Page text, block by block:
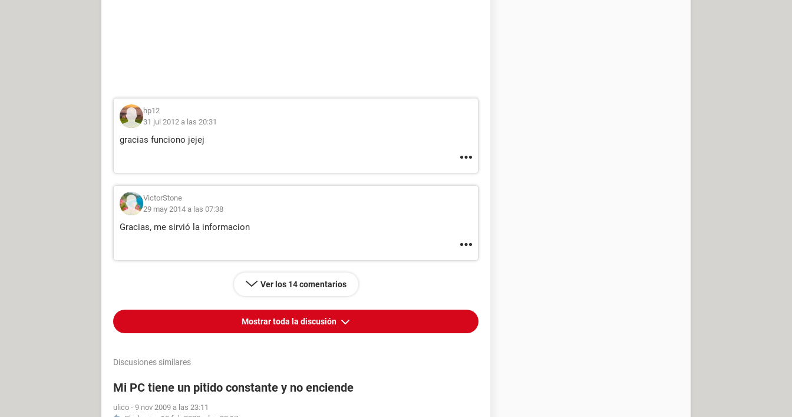
hp12
31 jul 2012 a las 20:31
gracias funciono jejej
VictorStone
29 may 2014 a las 07:38
Gracias, me sirvió la informacion
Ver los 14 comentarios
Mostrar toda la discusión
Discusiones similares
Mi PC tiene un pitido constante y no enciende
ulico - 9 nov 2009 a las 23:11